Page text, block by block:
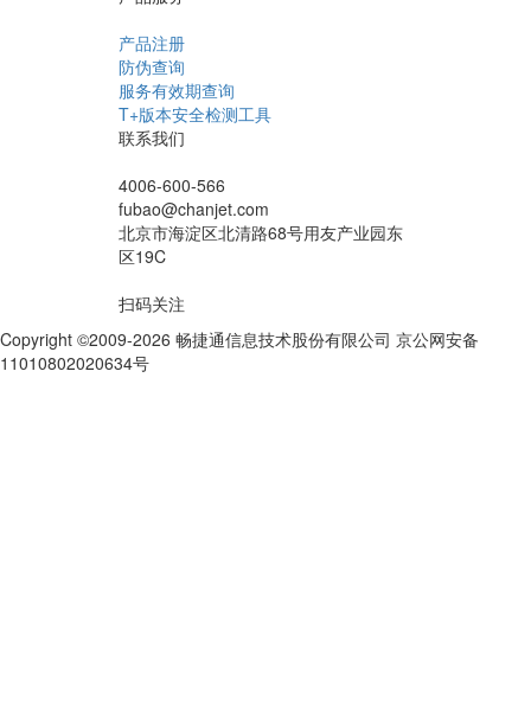
产品注册
防伪查询
服务有效期查询
T+版本安全检测工具
联系我们
4006-600-566
fubao@chanjet.com
北京市海淀区北清路68号用友产业园东
区19C
扫码关注
Copyright ©2009-2026 畅捷通信息技术股份有限公司 京公网安备
11010802020634号